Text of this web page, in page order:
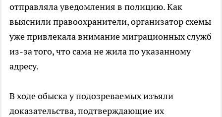
отправляла уведомления в полицию. Как
выяснили правоохранители, организатор схемы
уже привлекала внимание миграционных служб
из-за того, что сама не жила по указанному
адресу.
В ходе обыска у подозреваемых изъяли
доказательства, подтверждающие их